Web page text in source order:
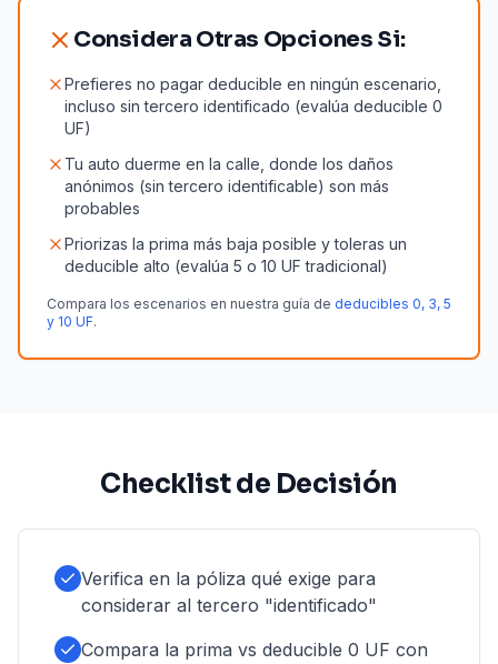
Considera Otras Opciones Si:
Prefieres no pagar deducible en ningún escenario,
incluso sin tercero identificado (evalúa deducible 0
UF)
Tu auto duerme en la calle, donde los daños
anónimos (sin tercero identificable) son más
probables
Priorizas la prima más baja posible y toleras un
deducible alto (evalúa 5 o 10 UF tradicional)
Compara los escenarios en nuestra guía de deducibles 0, 3, 5
y 10 UF.
Checklist de Decisión
Verifica en la póliza qué exige para
considerar al tercero "identificado"
Compara la prima vs deducible 0 UF con